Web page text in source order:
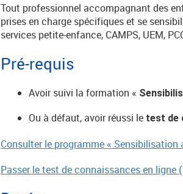
Tout professionnel accompagnant des
prises en charge spécifiques et se
services petite-enfance, CAMPS, UEM,
Pré-requis
Avoir suivi la formation «
Ou à défaut, avoir réussi le test de
Consulter le programme « Sensibilisation
Passer le test de connaissances en ligne